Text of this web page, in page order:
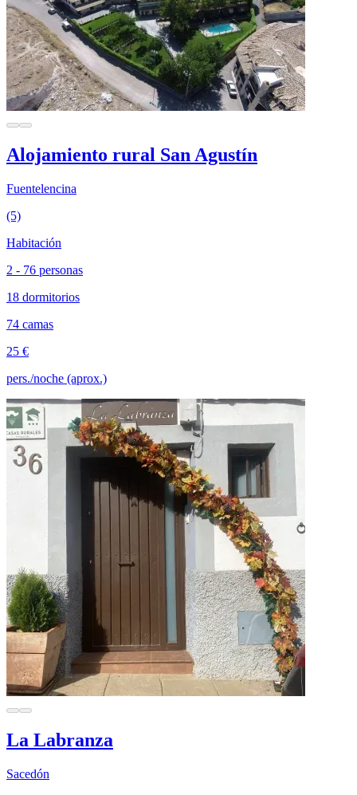
Alojamiento rural San Agustín
Fuentelencina
(5)
Habitación
2 - 76 personas
18 dormitorios
74 camas
25 €
pers./noche (aprox.)
La Labranza
Sacedón